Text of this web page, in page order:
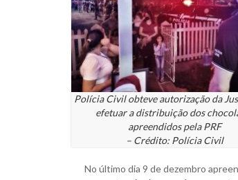
Polícia Civil obteve autorização da
efetuar a distribuição dos
apreendidos pela PRF
– Crédito: Polícia Civil
No último dia 9 de dezembro